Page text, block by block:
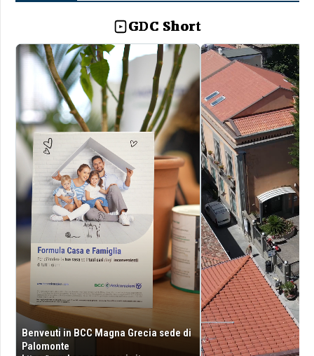
GDC Short
Benveuti in BCC Magna Grecia sede di
Palomonte